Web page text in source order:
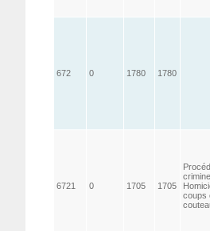
672 0 1780 1780
6721 0 1705 1705
coups